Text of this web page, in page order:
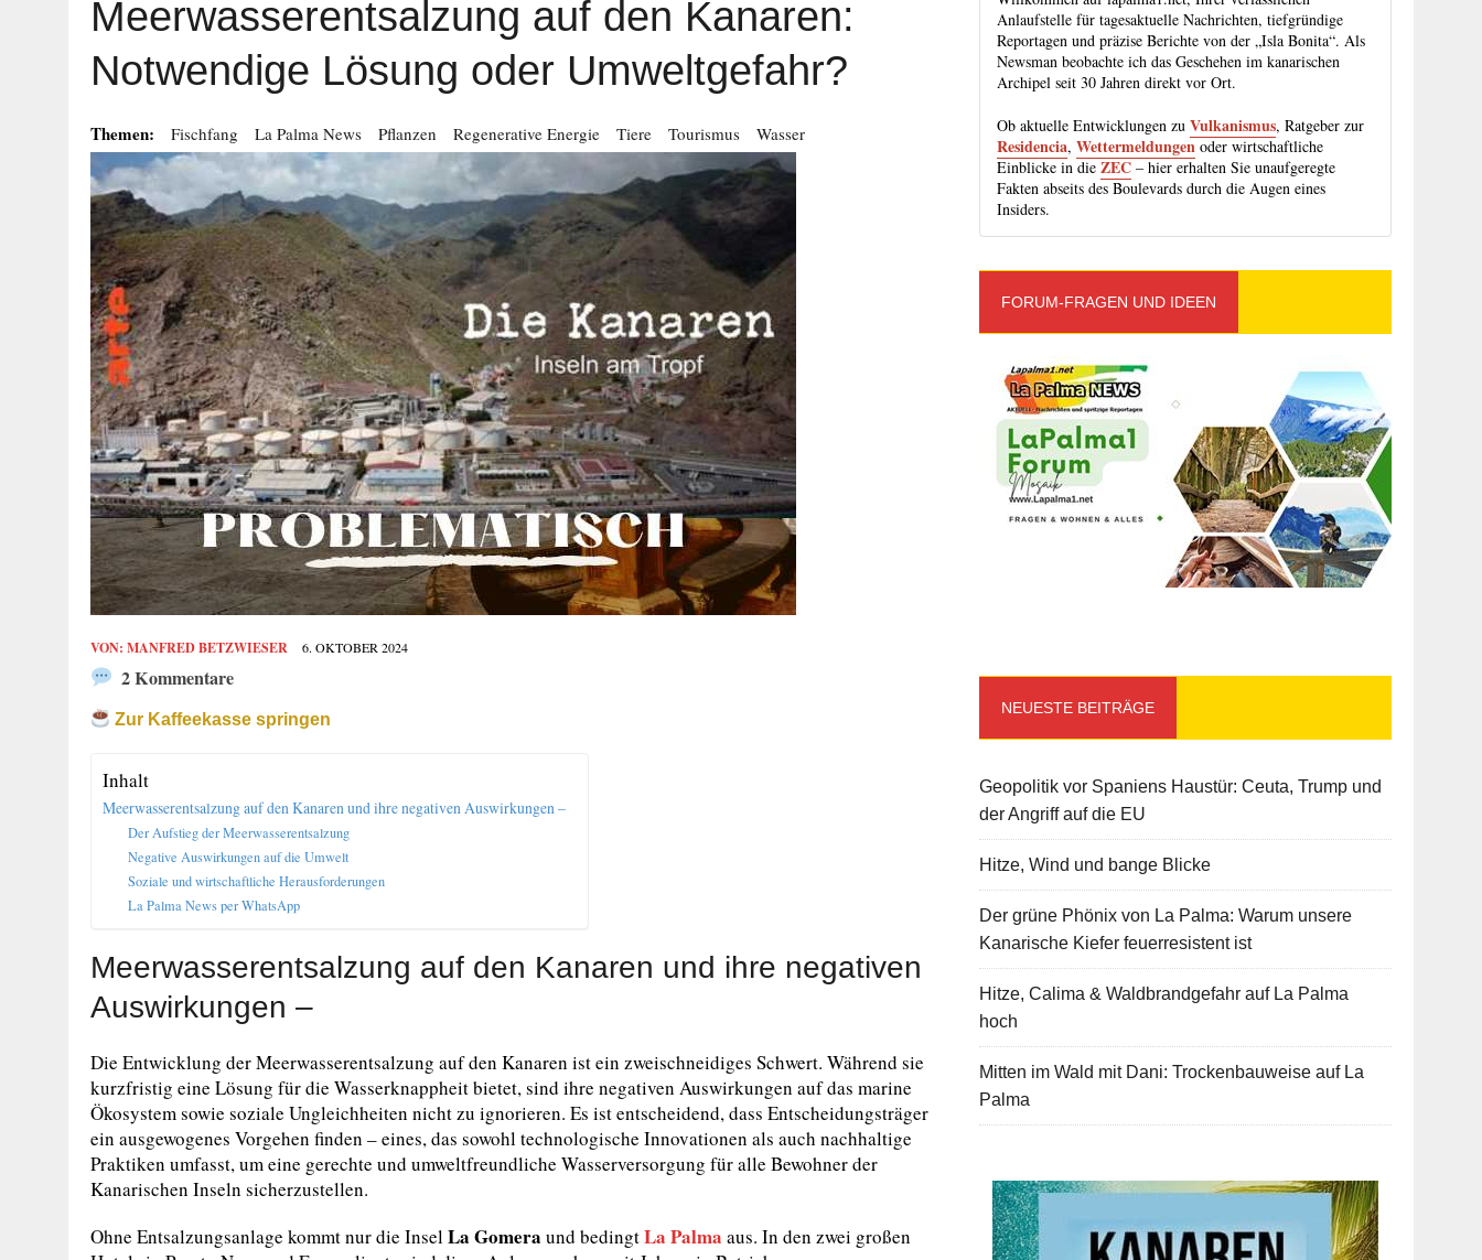
Meerwasserentsalzung auf den Kanaren:
Notwendige Lösung oder Umweltgefahr?
Themen: Fischfang La Palma News Pflanzen Regenerative Energie Tiere Tourismus Wasser
VON: MANFRED BETZWIESER 6. OKTOBER 2024
2 Kommentare
Zur Kaffeekasse springen
Inhalt
Meerwasserentsalzung auf den Kanaren und ihre negativen Auswirkungen –
Der Aufstieg der Meerwasserentsalzung
Negative Auswirkungen auf die Umwelt
Soziale und wirtschaftliche Herausforderungen
La Palma News per WhatsApp
Meerwasserentsalzung auf den Kanaren und ihre negativen
Auswirkungen –
Die Entwicklung der Meerwasserentsalzung auf den Kanaren ist ein zweischneidiges Schwert. Während sie
kurzfristig eine Lösung für die Wasserknappheit bietet, sind ihre negativen Auswirkungen auf das marine
Ökosystem sowie soziale Ungleichheiten nicht zu ignorieren. Es ist entscheidend, dass Entscheidungsträger
ein ausgewogenes Vorgehen finden – eines, das sowohl technologische Innovationen als auch nachhaltige
Praktiken umfasst, um eine gerechte und umweltfreundliche Wasserversorgung für alle Bewohner der
Kanarischen Inseln sicherzustellen.
Ohne Entsalzungsanlage kommt nur die InselLa Gomera und bedingtLa Palma aus. In den zwei großen
Anlaufstelle für tagesaktuelle Nachrichten, tiefgründige
Reportagen und präzise Berichte von der „Isla Bonita“. Als
Newsman beobachte ich das Geschehen im kanarischen
Archipel seit 30 Jahren direkt vor Ort.
Ob aktuelle Entwicklungen zuVulkanismus, Ratgeber zur
Residencia,Wettermeldungen oder wirtschaftliche
Einblicke in dieZEC – hier erhalten Sie unaufgeregte
Fakten abseits des Boulevards durch die Augen eines
Insiders.
FORUM-FRAGEN UND IDEEN
NEUESTE BEITRÄGE
Geopolitik vor Spaniens Haustür: Ceuta, Trump und
der Angriff auf die EU
Hitze, Wind und bange Blicke
Der grüne Phönix von La Palma: Warum unsere
Kanarische Kiefer feuerresistent ist
Hitze, Calima & Waldbrandgefahr auf La Palma
hoch
Mitten im Wald mit Dani: Trockenbauweise auf La
Palma